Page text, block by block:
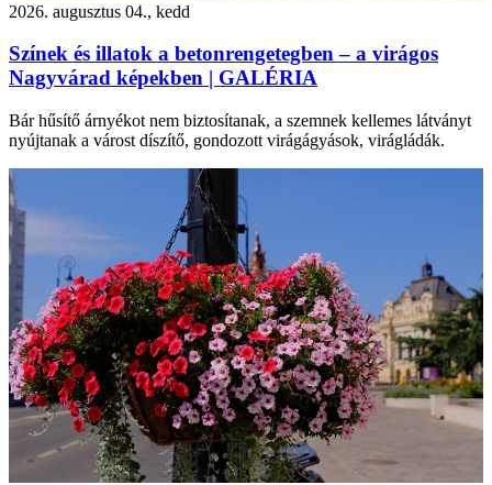
2026. augusztus 04., kedd
Színek és illatok a betonrengetegben – a virágos
Nagyvárad képekben | GALÉRIA
Bár hűsítő árnyékot nem biztosítanak, a szemnek kellemes látványt
nyújtanak a várost díszítő, gondozott virágágyások, virágládák.